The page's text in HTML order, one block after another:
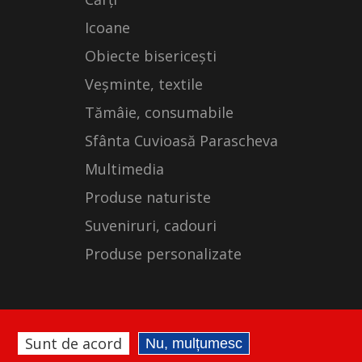
Icoane
Obiecte bisericești
Veșminte, textile
Tămâie, consumabile
Sfânta Cuvioasă Parascheva
Multimedia
Produse naturiste
Suveniruri, cadouri
Produse personalizate
Sunt de acord Nu, mulțumesc